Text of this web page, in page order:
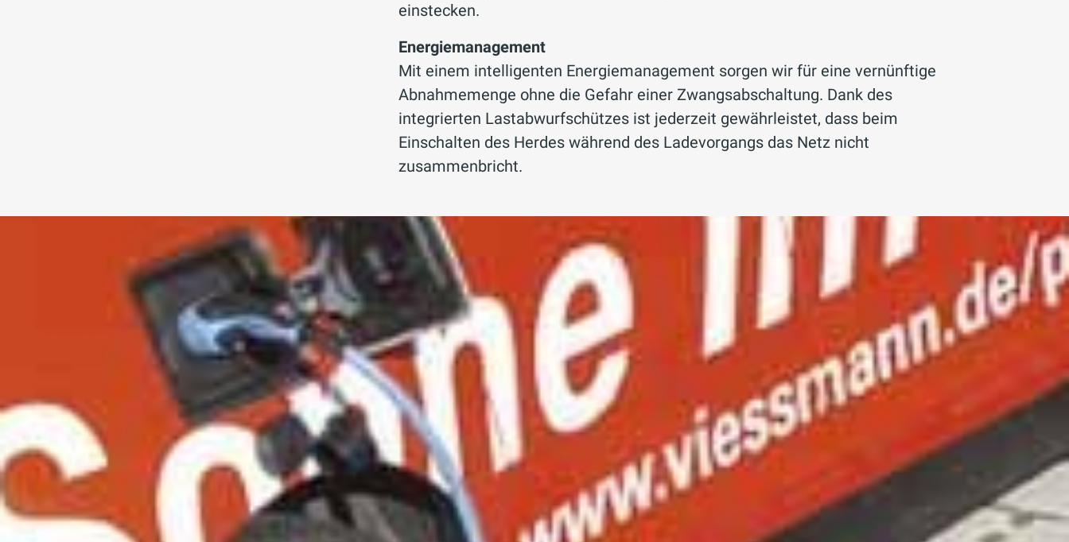
einstecken.
Energiemanagement
Mit einem intelligenten Energiemanagement sorgen wir für eine vernünftige
Abnahmemenge ohne die Gefahr einer Zwangs­ab­schaltung. Dank des
integrierten Last­ab­wurf­schützes ist jederzeit gewährleistet, dass beim
Einschalten des Herdes während des Ladevorgangs das Netz nicht
zusammenbricht.